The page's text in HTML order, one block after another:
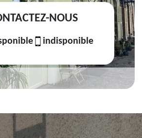
NOUS
indisponible